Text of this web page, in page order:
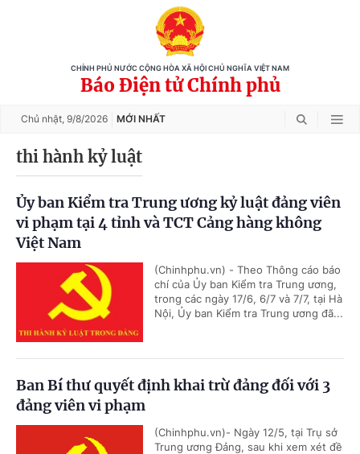
CHÍNH PHỦ NƯỚC CỘNG HÒA XÃ HỘI CHỦ NGHĨA VIỆT NAM
Báo Điện tử Chính phủ
Chủ nhật, 9/8/2026 MỚI NHẤT
thi hành kỷ luật
Ủy ban Kiểm tra Trung ương kỷ luật đảng viên
vi phạm tại 4 tỉnh và TCT Cảng hàng không
Việt Nam
(Chinhphu.vn) - Theo Thông cáo báo
chí của Ủy ban Kiểm tra Trung ương,
trong các ngày 17/6, 6/7 và 7/7, tại Hà
Nội, Ủy ban Kiểm tra Trung ương đã...
Ban Bí thư quyết định khai trừ đảng đối với 3
đảng viên vi phạm
(Chinhphu.vn)- Ngày 12/5, tại Trụ sở
Trung ương Đảng, sau khi xem xét đề